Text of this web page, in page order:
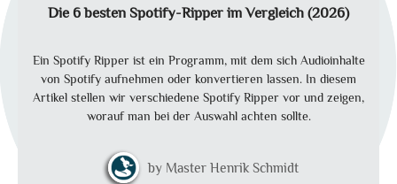
Die 6 besten Spotify-Ripper im Vergleich (2026)
Ein Spotify Ripper ist ein Programm, mit dem sich Audioinhalte
von Spotify aufnehmen oder konvertieren lassen. In diesem
Artikel stellen wir verschiedene Spotify Ripper vor und zeigen,
worauf man bei der Auswahl achten sollte.
Master Henrik Schmidt